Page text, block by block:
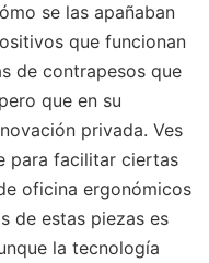
se las apañaban
que funcionan
de contrapesos que
que en su
privada. Ves
para facilitar ciertas
oficina ergonómicos
de estas piezas es
la tecnología